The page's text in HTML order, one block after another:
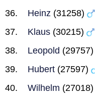
Heinz (31258)
Klaus (30215)
Leopold (29757)
Hubert (27597)
Wilhelm (27018)